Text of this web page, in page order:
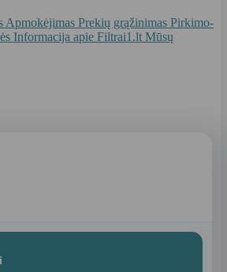
Apmokėjimas Prekių grąžinimas Pirkimo-
Informacija apie Filtrai1.lt Mūsų